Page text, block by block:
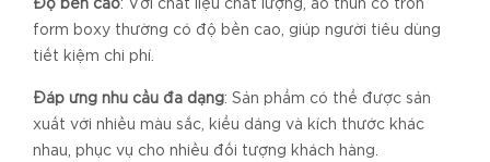
Độ bền cao: Với chất liệu chất lượng, áo thun cổ tròn
form boxy thường có độ bền cao, giúp người tiêu dùng
tiết kiệm chi phí.
Đáp ứng nhu cầu đa dạng: Sản phẩm có thể được sản
xuất với nhiều màu sắc, kiểu dáng và kích thước khác
nhau, phục vụ cho nhiều đối tượng khách hàng.